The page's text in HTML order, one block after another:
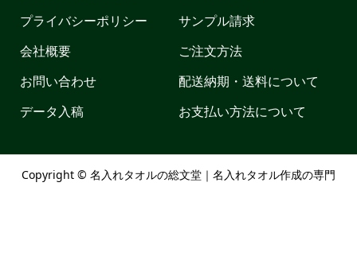
プライバシーポリシー
会社概要
お問い合わせ
データ入稿
サンプル請求
ご注文方法
配送納期・送料について
お支払い方法について
Copyright © 名入れタオルの総文堂｜名入れタオル作成の専門